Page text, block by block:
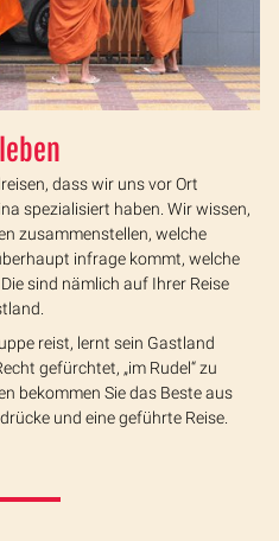
dass wir uns vor Ort
spezialisiert haben. Wir wissen,
zusammenstellen, welche
infrage kommt, welche
sind nämlich auf Ihrer Reise
reist, lernt sein Gastland
gefürchtet, „im Rudel“ zu
bekommen Sie das Beste aus
und eine geführte Reise.